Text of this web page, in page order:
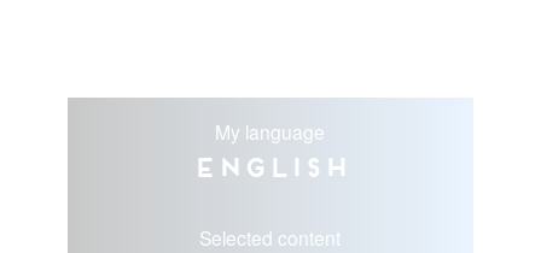
My language
English
Selected content